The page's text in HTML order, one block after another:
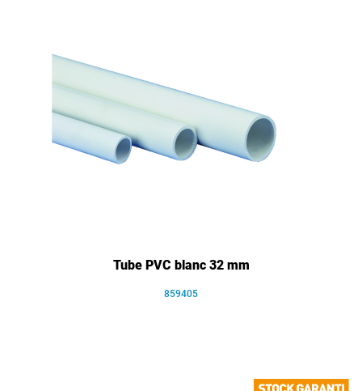
Tube PVC blanc 32 mm
859405